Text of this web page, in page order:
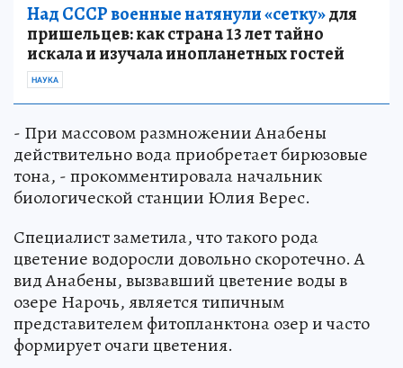
Над СССР военные натянули «сетку»для
пришельцев: как страна 13 лет тайно
искала и изучала инопланетных гостей
НАУКА
- При массовом размножении Анабены
действительно вода приобретает бирюзовые
тона, - прокомментировала начальник
биологической станции Юлия Верес.
Специалист заметила, что такого рода
цветение водоросли довольно скоротечно. А
вид Анабены, вызвавший цветение воды в
озере Нарочь, является типичным
представителем фитопланктона озер и часто
формирует очаги цветения.